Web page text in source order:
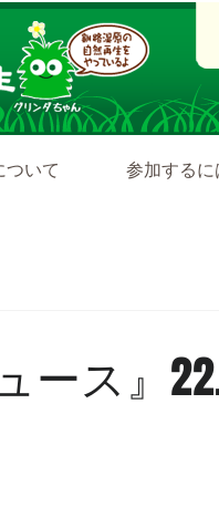
ついて 参加する
ース』